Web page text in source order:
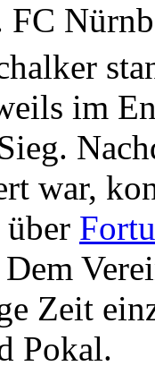
FC
im
war,
Zeit
Pokal.